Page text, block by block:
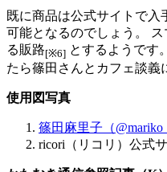
既に商品は公式サイトで入
可能となるのでしょう。
る販路[※6] とするようです
たら篠田さんとカフェ談義
使用図写真
篠田麻里子（
ricori（リコリ）公式